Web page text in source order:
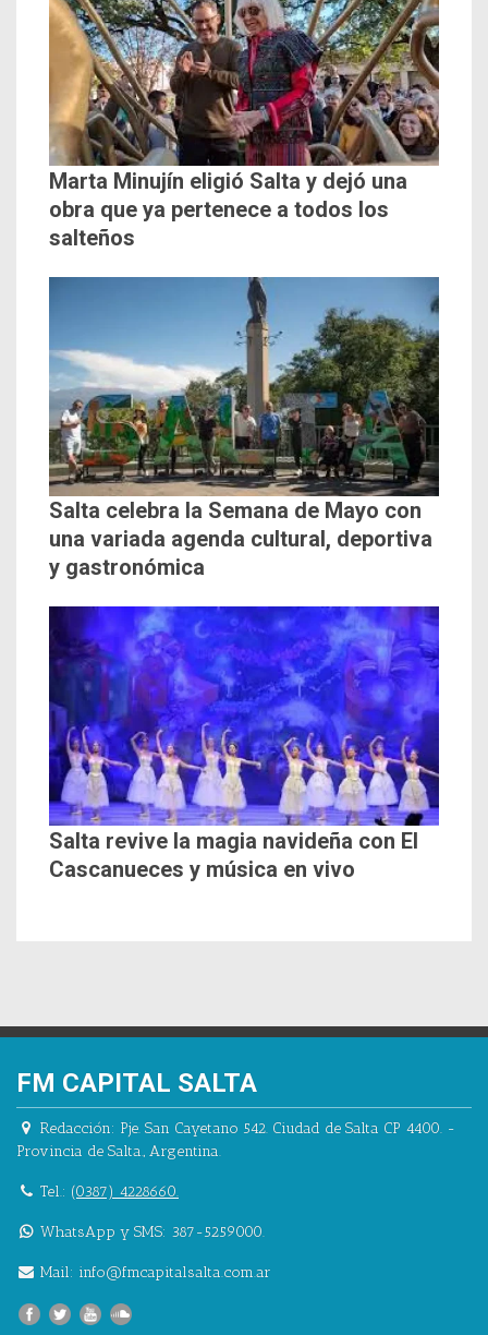
Marta Minujín eligió Salta y dejó una
obra que ya pertenece a todos los
salteños
Salta celebra la Semana de Mayo con
una variada agenda cultural, deportiva
y gastronómica
Salta revive la magia navideña con El
Cascanueces y música en vivo
FM CAPITAL SALTA
Redacción: Pje. San Cayetano 542. Ciudad de Salta CP 4400. -
Provincia de Salta., Argentina.
Tel.: (0387) 4228660.
WhatsApp y SMS: 387-5259000.
Mail: info@fmcapitalsalta.com.ar